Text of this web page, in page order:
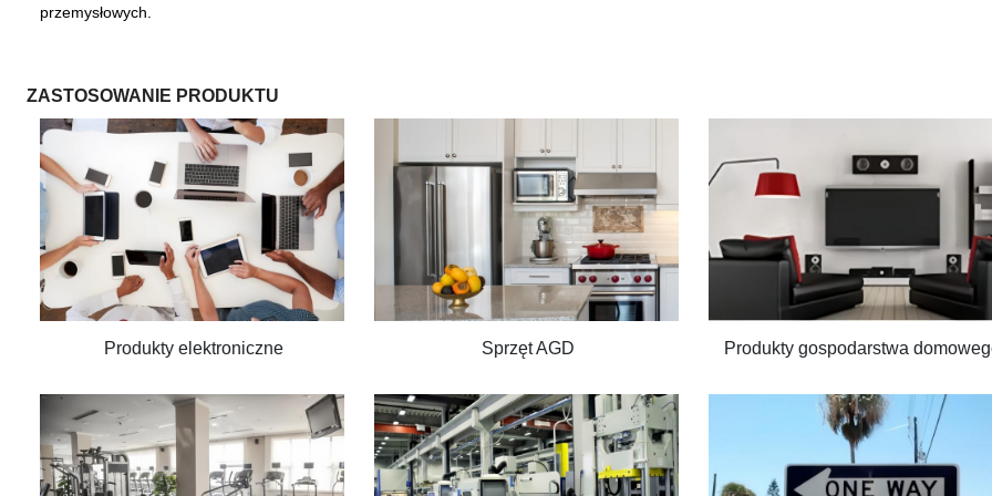
przemysłowych.
ZASTOSOWANIE PRODUKTU
Produkty elektroniczne Sprzęt AGD Produkty gospodarstwa